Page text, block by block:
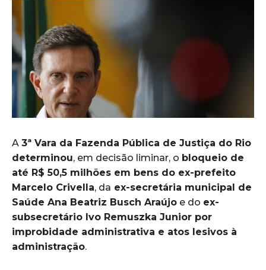
A 3ª Vara da Fazenda Pública de Justiça do Rio
determinou, em decisão liminar, o bloqueio de
até R$ 50,5 milhões em bens do ex-prefeito
Marcelo Crivella, da ex-secretária municipal de
Saúde Ana Beatriz Busch Araújo e do ex-
subsecretário Ivo Remuszka Junior por
improbidade administrativa e atos lesivos à
administração.